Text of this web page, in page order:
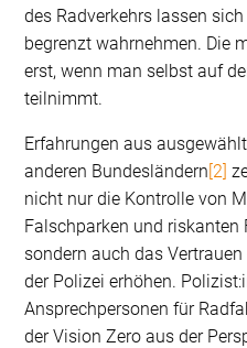
des Radverkehrs lassen
begrenzt wahrnehmen. Die
erst, wenn man selbst auf
teilnimmt.
Erfahrungen aus
anderen Bundesländern[2]
nicht nur die Kontrolle von
Falschparken und riskanten
sondern auch das
der Polizei erhöhen.
Ansprechpersonen für
der Vision Zero aus der